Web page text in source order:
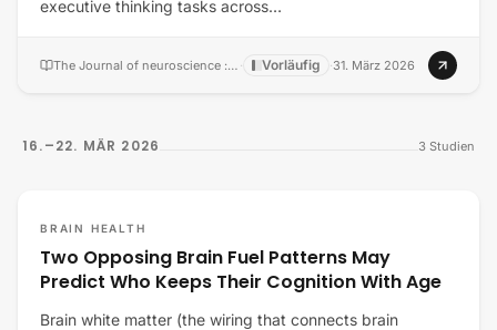
executive thinking tasks across…
The Journal of neuroscience : the official journal of the Society for Neuroscience · Vorläufig ·31. März 2026
16.–22. MÄR 2026 3 Studien
BRAIN HEALTH
Two Opposing Brain Fuel Patterns May
Predict Who Keeps Their Cognition With Age
Brain white matter (the wiring that connects brain